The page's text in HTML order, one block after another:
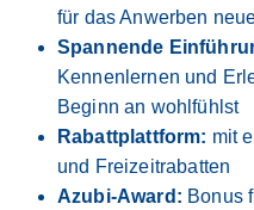
für das Anwerben
Spannende
Kennenlernen und
Beginn an wohlfühlst
Rabattplattform: mit
und Freizeitrabatten
Azubi-Award: Bonus